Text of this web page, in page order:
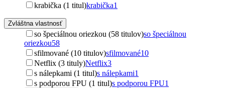
krabička (1 titul)krabička1
Zvláštna vlastnosť
so špeciálnou oriezkou (58 titulov)so špeciálnou
oriezkou58
sfilmované (10 titulov)sfilmované10
Netflix (3 tituly)Netflix3
s nálepkami (1 titul)s nálepkami1
s podporou FPU (1 titul)s podporou FPU1